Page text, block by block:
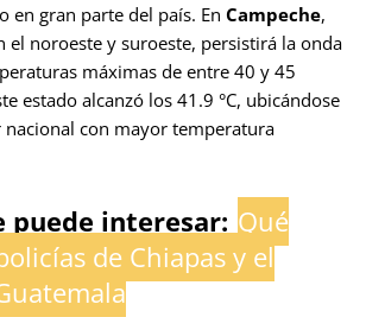
en gran parte del país. En Campeche,
el noroeste y suroeste, persistirá la onda
máximas de entre 40 y 45
estado alcanzó los 41.9 °C, ubicándose
con mayor temperatura
puede interesar: Qué
de Chiapas y el